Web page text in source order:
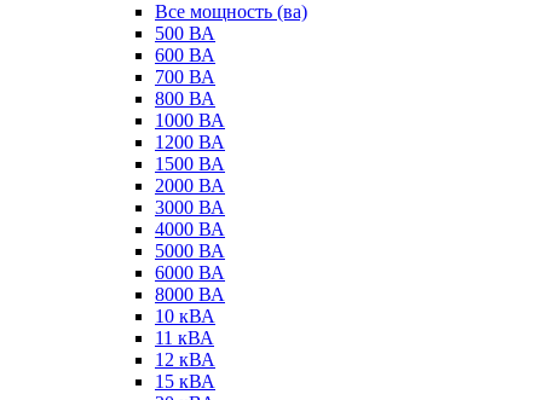
Все мощность (ва)
500 ВА
600 ВА
700 ВА
800 ВА
1000 ВА
1200 ВА
1500 ВА
2000 ВА
3000 ВА
4000 ВА
5000 ВА
6000 ВА
8000 ВА
10 кВА
11 кВА
12 кВА
15 кВА